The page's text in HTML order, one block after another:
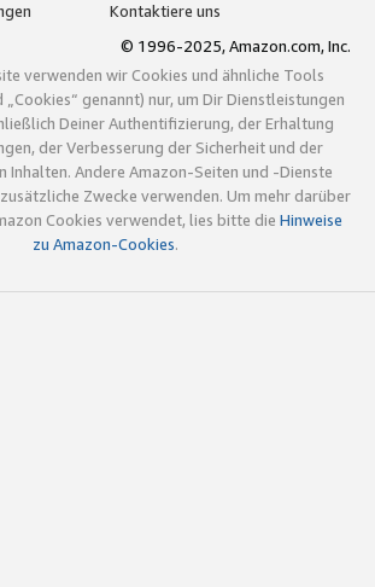
Kontaktiere uns
© 1996-2025, Amazon.com, Inc.
verwenden wir Cookies und ähnliche Tools
genannt) nur, um Dir Dienstleistungen
Deiner Authentifizierung, der Erhaltung
der Verbesserung der Sicherheit und der
Inhalten. Andere Amazon-Seiten und -Dienste
Zwecke verwenden. Um mehr darüber
Cookies verwendet, lies bitte die Hinweise
zu Amazon-Cookies.